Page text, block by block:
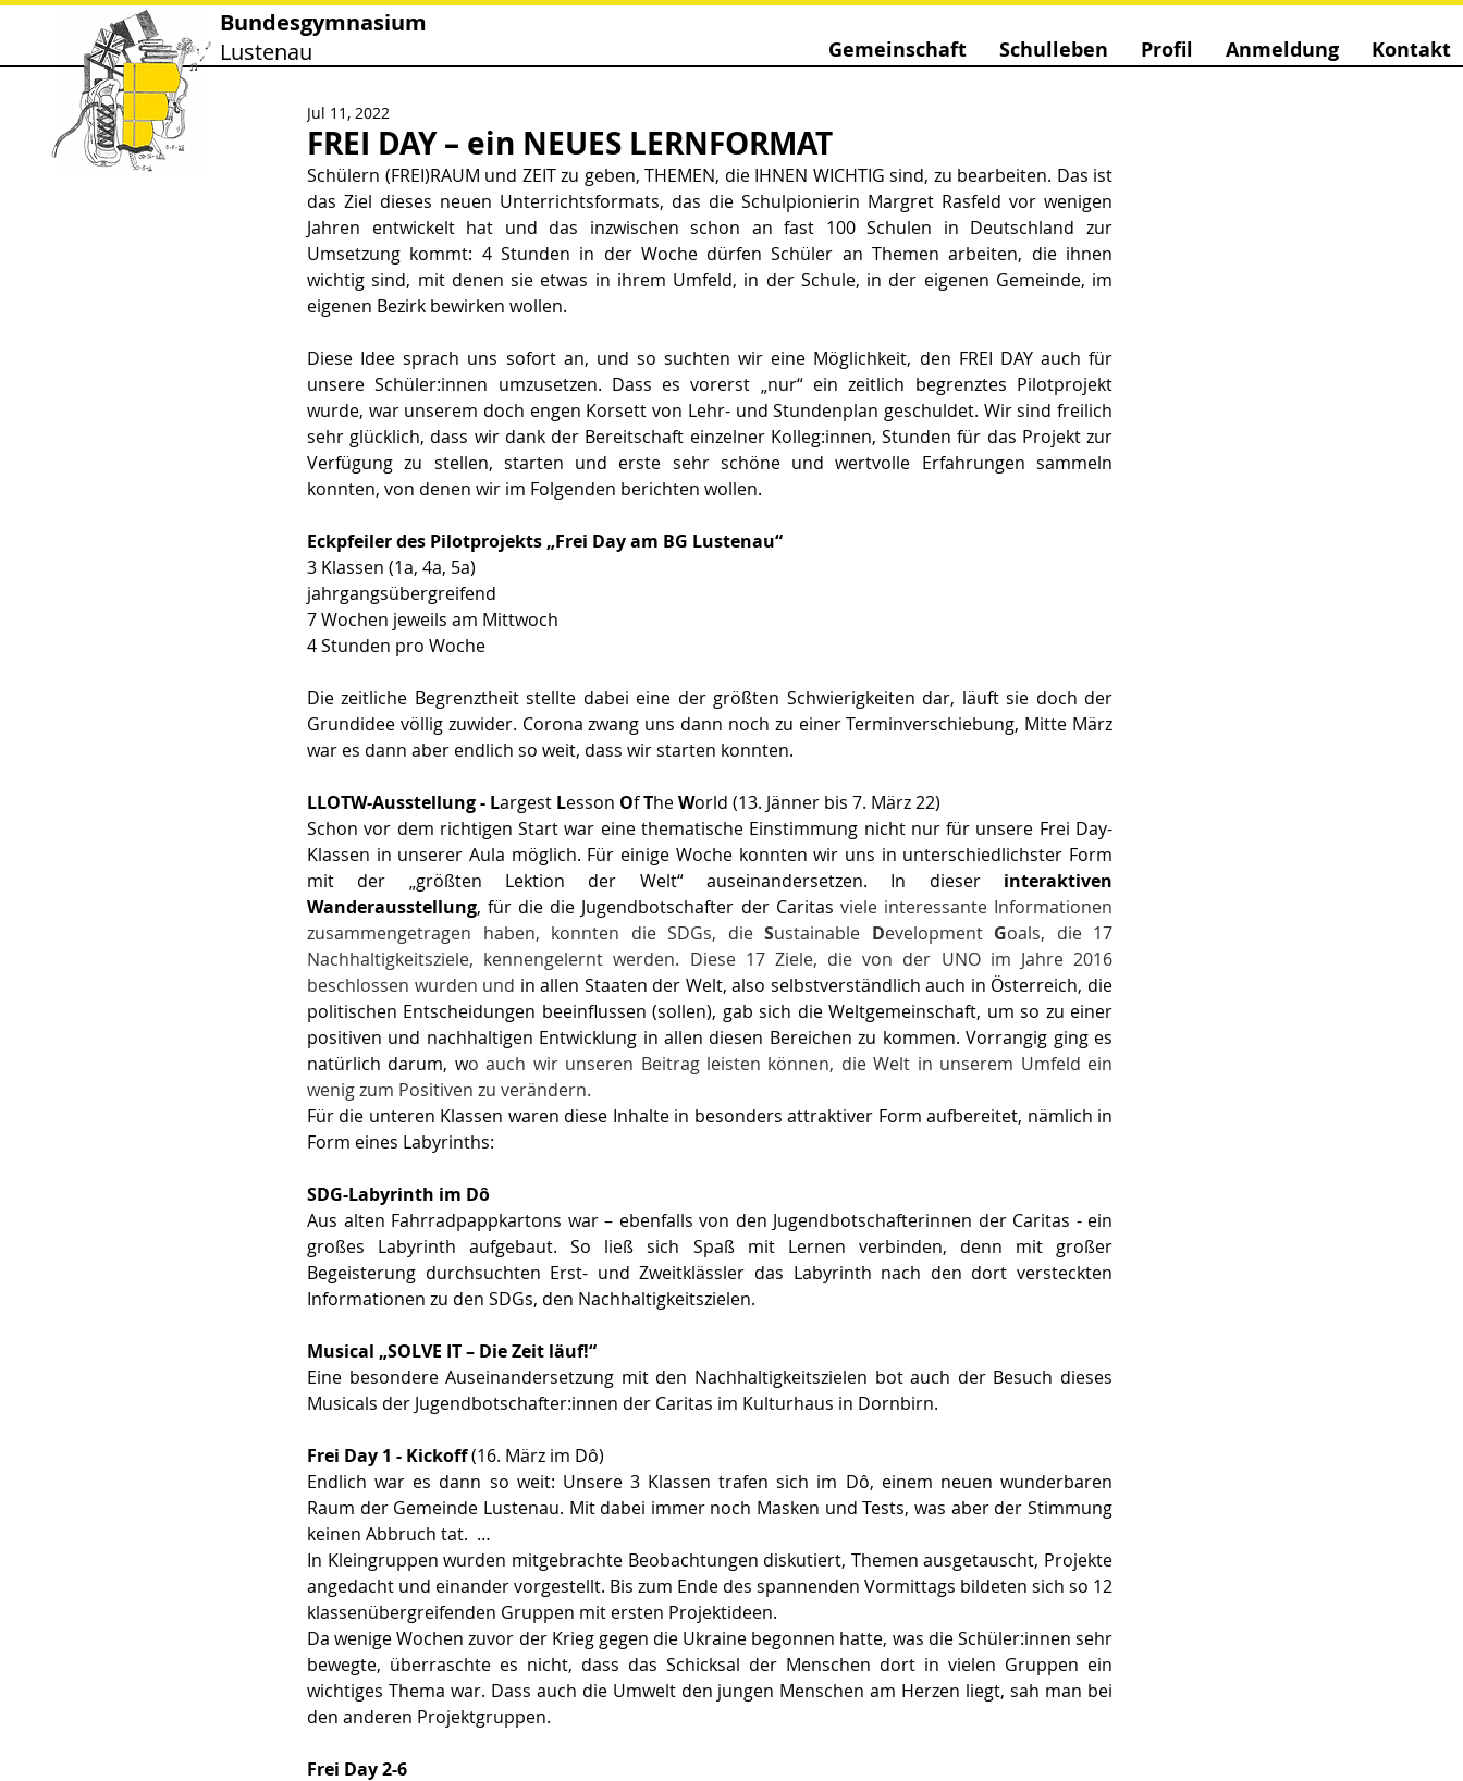
FREI DAY – ein NEUES LERNFORMAT
Jul 11, 2022
Schülern (FREI)RAUM und ZEIT zu geben, THEMEN, die IHNEN WICHTIG sind, zu bearbeiten. Das ist
das Ziel dieses neuen Unterrichtsformats, das die Schulpionierin Margret Rasfeld vor wenigen
Jahren entwickelt hat und das inzwischen schon an fast 100 Schulen in Deutschland zur
Umsetzung kommt: 4 Stunden in der Woche dürfen Schüler an Themen arbeiten, die ihnen
wichtig sind, mit denen sie etwas in ihrem Umfeld, in der Schule, in der eigenen Gemeinde, im
eigenen Bezirk bewirken wollen.
Diese Idee sprach uns sofort an, und so suchten wir eine Möglichkeit, den FREI DAY auch für
unsere Schüler:innen umzusetzen. Dass es vorerst „nur“ ein zeitlich begrenztes Pilotprojekt
wurde, war unserem doch engen Korsett von Lehr- und Stundenplan geschuldet. Wir sind freilich
sehr glücklich, dass wir dank der Bereitschaft einzelner Kolleg:innen, Stunden für das Projekt zur
Verfügung zu stellen, starten und erste sehr schöne und wertvolle Erfahrungen sammeln
konnten, von denen wir im Folgenden berichten wollen.
Eckpfeiler des Pilotprojekts „Frei Day am BG Lustenau“
3 Klassen (1a, 4a, 5a)
jahrgangsübergreifend
7 Wochen jeweils am Mittwoch
4 Stunden pro Woche
Die zeitliche Begrenztheit stellte dabei eine der größten Schwierigkeiten dar, läuft sie doch der
Grundidee völlig zuwider. Corona zwang uns dann noch zu einer Terminverschiebung, Mitte März
war es dann aber endlich so weit, dass wir starten konnten.
LLOTW-Ausstellung - Largest Lesson Of The World (13. Jänner bis 7. März 22)
Schon vor dem richtigen Start war eine thematische Einstimmung nicht nur für unsere Frei Day-
Klassen in unserer Aula möglich. Für einige Woche konnten wir uns in unterschiedlichster Form
mit der „größten Lektion der Welt“ auseinandersetzen. In dieser interaktiven
Wanderausstellung, für die die Jugendbotschafter der Caritas viele interessante Informationen
zusammengetragen haben, konnten die SDGs, die Sustainable Development Goals, die 17
Nachhaltigkeitsziele, kennengelernt werden. Diese 17 Ziele, die von der UNO im Jahre 2016
beschlossen wurden und in allen Staaten der Welt, also selbstverständlich auch in Österreich, die
politischen Entscheidungen beeinflussen (sollen), gab sich die Weltgemeinschaft, um so zu einer
positiven und nachhaltigen Entwicklung in allen diesen Bereichen zu kommen. Vorrangig ging es
natürlich darum, wo auch wir unseren Beitrag leisten können, die Welt in unserem Umfeld ein
wenig zum Positiven zu verändern.
Für die unteren Klassen waren diese Inhalte in besonders attraktiver Form aufbereitet, nämlich in
Form eines Labyrinths:
SDG-Labyrinth im Dô
Aus alten Fahrradpappkartons war – ebenfalls von den Jugendbotschafterinnen der Caritas - ein
großes Labyrinth aufgebaut. So ließ sich Spaß mit Lernen verbinden, denn mit großer
Begeisterung durchsuchten Erst- und Zweitklässler das Labyrinth nach den dort versteckten
Informationen zu den SDGs, den Nachhaltigkeitszielen.
Musical „SOLVE IT – Die Zeit läuf!“
Eine besondere Auseinandersetzung mit den Nachhaltigkeitszielen bot auch der Besuch dieses
Musicals der Jugendbotschafter:innen der Caritas im Kulturhaus in Dornbirn.
Frei Day 1 - Kickoff (16. März im Dô)
Endlich war es dann so weit: Unsere 3 Klassen trafen sich im Dô, einem neuen wunderbaren
Raum der Gemeinde Lustenau. Mit dabei immer noch Masken und Tests, was aber der Stimmung
keinen Abbruch tat.  …
In Kleingruppen wurden mitgebrachte Beobachtungen diskutiert, Themen ausgetauscht, Projekte
angedacht und einander vorgestellt. Bis zum Ende des spannenden Vormittags bildeten sich so 12
klassenübergreifenden Gruppen mit ersten Projektideen.
Da wenige Wochen zuvor der Krieg gegen die Ukraine begonnen hatte, was die Schüler:innen sehr
bewegte, überraschte es nicht, dass das Schicksal der Menschen dort in vielen Gruppen ein
wichtiges Thema war. Dass auch die Umwelt den jungen Menschen am Herzen liegt, sah man bei
den anderen Projektgruppen.
Frei Day 2-6
Bundesgymnasium
Lustenau
Gemeinschaft Schulleben Profil Anmeldung Kontakt